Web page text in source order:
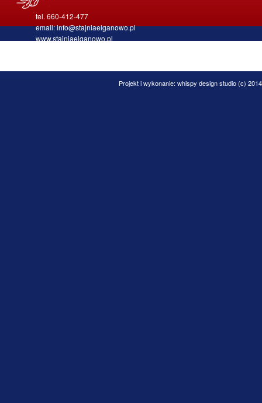
tel. 660-412-477
email: info@stajniaelganowo.pl
www.stajniaelganowo.pl
Projekt i wykonanie: whispy design studio(c) 2014